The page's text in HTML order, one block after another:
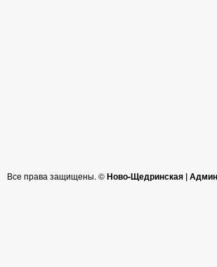
Все права защищены. ©Ново-Щедринская |